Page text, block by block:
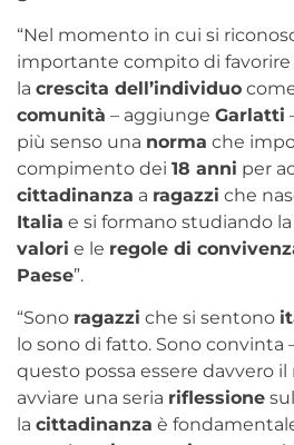
“Nel momento in cui si
importante compito di favorire
la crescita dell’individuo
comunità – aggiunge Garlatti
più senso una norma che
compimento dei 18 anni per
cittadinanza a ragazzi che
Italia e si formano studiando la
valori e le regole di
Paese”.
“Sono ragazzi che si sentono
lo sono di fatto. Sono convinta
questo possa essere davvero
avviare una seria riflessione
la cittadinanza è